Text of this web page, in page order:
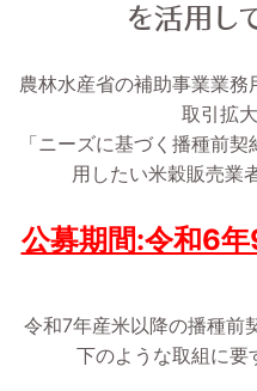
を活用し
農林水産省の補助事業業
取引拡
「ニーズに基づく播種前
用したい米穀販売業
公募期間:令和6
令和7年産米以降の播種前
下のような取組に要